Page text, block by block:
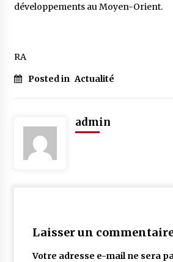
5 ans ago
développements au Moyen-Orient.
RA
Posted in Actualité
admin
Laisser un
Votre adresse e-mail ne sera